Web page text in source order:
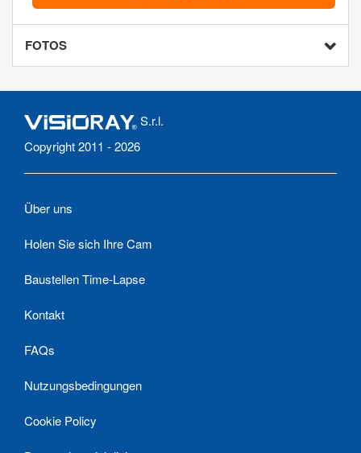
FOTOS
S.r.l.
Copyright 2011 - 2026
Über uns
Holen Sie sich Ihre Cam
Baustellen Time-Lapse
Kontakt
FAQs
Nutzungsbedingungen
Cookie Policy